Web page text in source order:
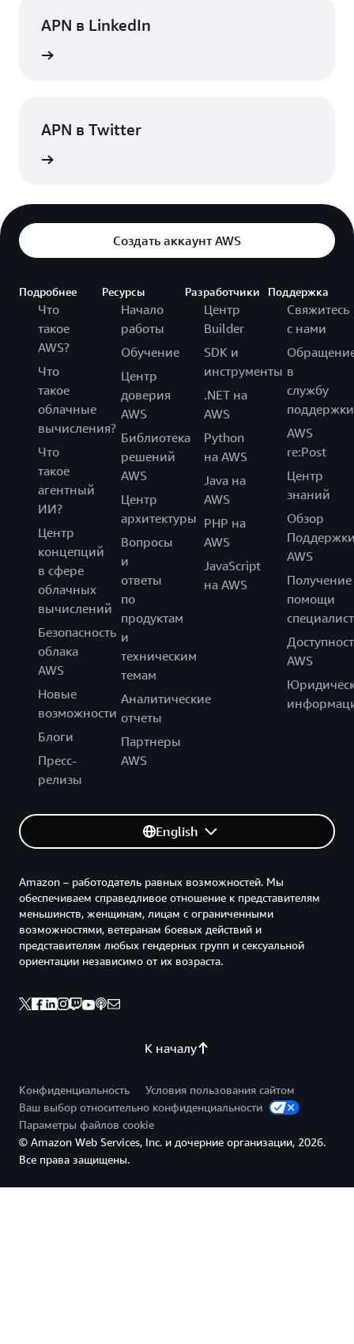
APN в LinkedIn
APN в Twitter
Создать аккаунт AWS
Подробнее
Что
такое
AWS?
Что
такое
облачные
вычисления?
Что
такое
агентный
ИИ?
Центр
концепций
в сфере
облачных
вычислений
Безопасность
облака
AWS
Новые
возможности
Блоги
Пресс-
релизы
Ресурсы
Начало
работы
Обучение
Центр
доверия
AWS
Библиотека
решений
AWS
Центр
архитектуры
Вопросы
и
ответы
по
продуктам
и
техническим
темам
Аналитические
отчеты
Партнеры
AWS
Разработчики
Центр
Builder
SDK и
инструменты
.NET на
AWS
Python
на AWS
Java на
AWS
PHP на
AWS
JavaScript
на AWS
Поддержка
Свяжитесь
с нами
в
службу
поддержки
AWS
re:Post
Центр
знаний
Обзор
AWS
Получение
помощи
AWS
English
К началу
Amazon – работодатель равных возможностей. Мы
обеспечиваем справедливое отношение к представителям
меньшинств, женщинам, лицам с ограниченными
возможностями, ветеранам боевых действий и
представителям любых гендерных групп и сексуальной
ориентации независимо от их возраста.
Конфиденциальность
Условия пользования сайтом
Ваш выбор относительно конфиденциальности
Параметры файлов cookie
© Amazon Web Services, Inc. и дочерние организации, 2026.
Все права защищены.